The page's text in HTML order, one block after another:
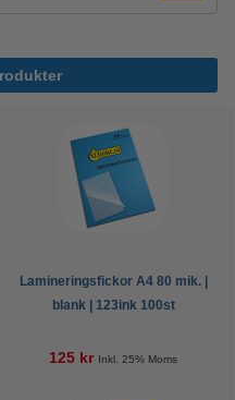
Lamineringsfickor A4 80 mik. |
blank | 123ink 100st
125 kr Inkl. 25% Moms